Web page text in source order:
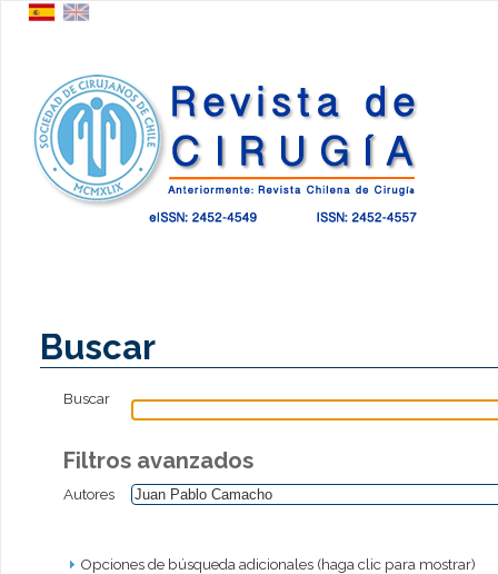
Buscar
Buscar
Filtros avanzados
Autores
Opciones de búsqueda adicionales (haga clic para mostrar)